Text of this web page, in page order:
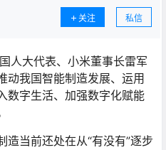
关注 私信
人大代表、小米董事长雷军
动我国智能制造发展、运用
数字生活、加强数字化赋能
当前还处在从“有没有”逐步